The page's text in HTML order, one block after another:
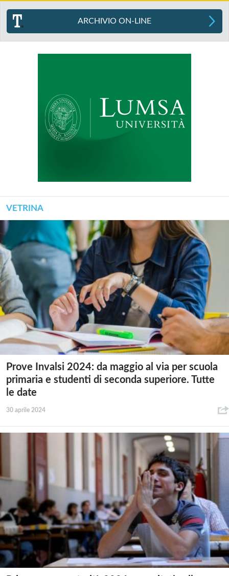
ARCHIVIO ON-LINE
VETRINA
Prove Invalsi 2024: da maggio al via per scuola
primaria e studenti di seconda superiore. Tutte
le date
30 aprile 2024